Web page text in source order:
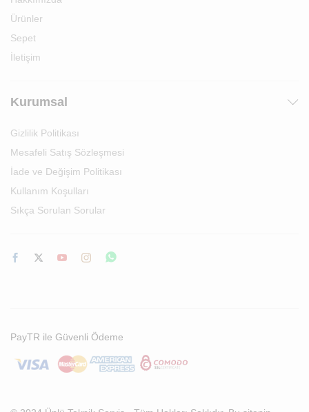
Ürünler
Sepet
İletişim
Kurumsal
Gizlilik Politikası
Mesafeli Satış Sözleşmesi
İade ve Değişim Politikası
Kullanım Koşulları
Sıkça Sorulan Sorular
PayTR ile Güvenli Ödeme